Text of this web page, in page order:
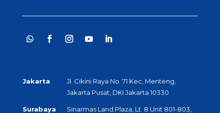
Jakarta
Jl. Cikini Raya No. 71 Kec, Menteng,
Jakarta Pusat, DKI Jakarta 10330
Surabaya Sinarmas Land Plaza, Lt. 8 Unit 801-803,